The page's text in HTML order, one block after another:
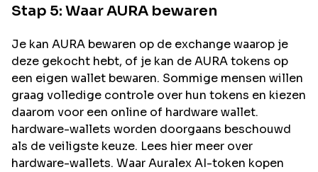
Stap 5: WaarAURA bewaren
Je kan AURA bewaren op de exchange waarop je
deze gekocht hebt, of je kan de AURA tokens op
een eigen wallet bewaren. Sommige mensen willen
graag volledige controle over hun tokens en kiezen
daarom voor een online of hardware wallet.
hardware-wallets worden doorgaans beschouwd
als de veiligste keuze. Lees hier meer over
hardware-wallets. Waar Auralex AI-token kopen